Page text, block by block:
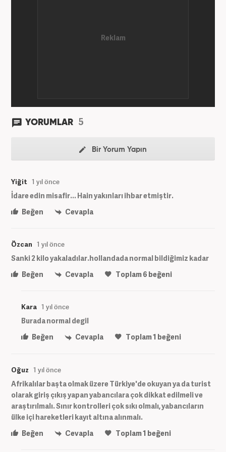
YORUMLAR 5
Bir Yorum Yapın
Yiğit 1 yıl önce
İdare edin misafir... Hain yakınları ihbar etmiştir.
Beğen
Cevapla
Özcan 1 yıl önce
Sanki 2 kilo yakaladılar.hollandada normal bildiğimiz kadar
Beğen
Cevapla Toplam6 beğeni
Kara 1 yıl önce
Burada normal degil
Beğen
Cevapla Toplam1 beğeni
Oğuz 1 yıl önce
Afrikalılar başta olmak üzere Türkiye'de okuyan ya da turist
olarak giriş çıkış yapan yabancılara çok dikkat edilmeli ve
araştırılmalı. Sınır kontrolleri çok sıkı olmalı, yabancıların
ülke içi hareketleri kayıt altına alınmalı.
Beğen
Cevapla Toplam1 beğeni